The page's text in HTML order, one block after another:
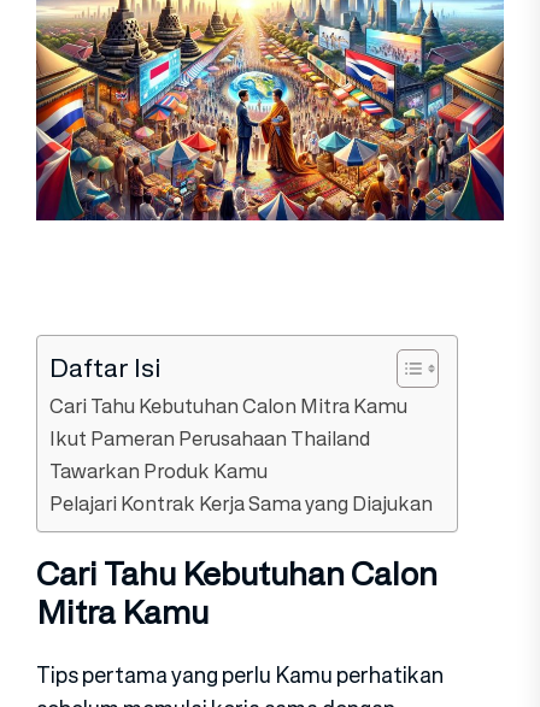
Daftar Isi
Cari Tahu Kebutuhan Calon Mitra Kamu
Ikut Pameran Perusahaan Thailand
Tawarkan Produk Kamu
Pelajari Kontrak Kerja Sama yang Diajukan
Cari Tahu Kebutuhan Calon
Mitra Kamu
Tips pertama yang perlu Kamu perhatikan